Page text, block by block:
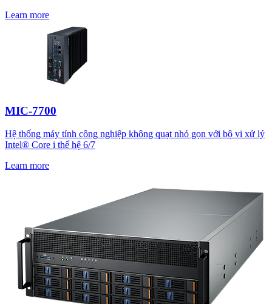
Learn more
MIC-7700
Hệ thống máy tính công nghiệp không quạt nhỏ gọn với bộ vi xử lý
Intel® Core i thế hệ 6/7
Learn more